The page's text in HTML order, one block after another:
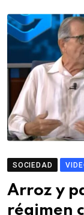
SOCIEDAD
Arroz y
régimen